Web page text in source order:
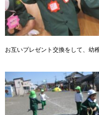
お互いプレゼント交換をして、幼